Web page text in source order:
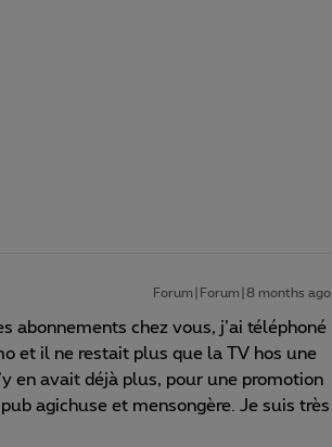
Forum|Forum|8 months ago
abonnements chez vous, j’ai téléphoné
et il ne restait plus que la TV hos une
en avait déjà plus, pour une promotion
agichuse et mensongère. Je suis très